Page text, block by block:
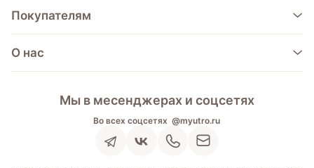
Покупателям
О нас
Мы в месенджерах и соцсетях
Во всех соцсетях @myutro.ru